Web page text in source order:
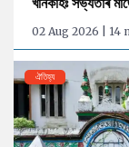
02 Aug 2026 | 14
ঐতিহ্য